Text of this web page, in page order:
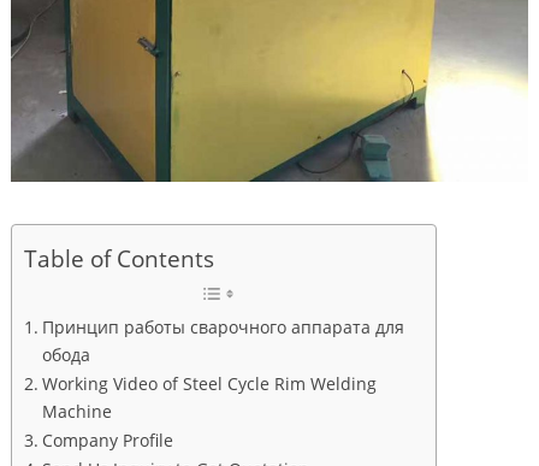
Table of Contents
Принцип работы сварочного аппарата для
обода
Working Video of Steel Cycle Rim Welding
Machine
Company Profile